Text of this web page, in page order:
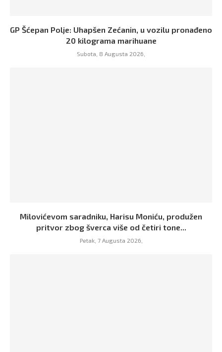
GP Šćepan Polje: Uhapšen Zećanin, u vozilu pronađeno
20 kilograma marihuane
Subota, 8 Augusta 2026,
Milovićevom saradniku, Harisu Moniću, produžen
pritvor zbog šverca više od četiri tone...
Petak, 7 Augusta 2026,